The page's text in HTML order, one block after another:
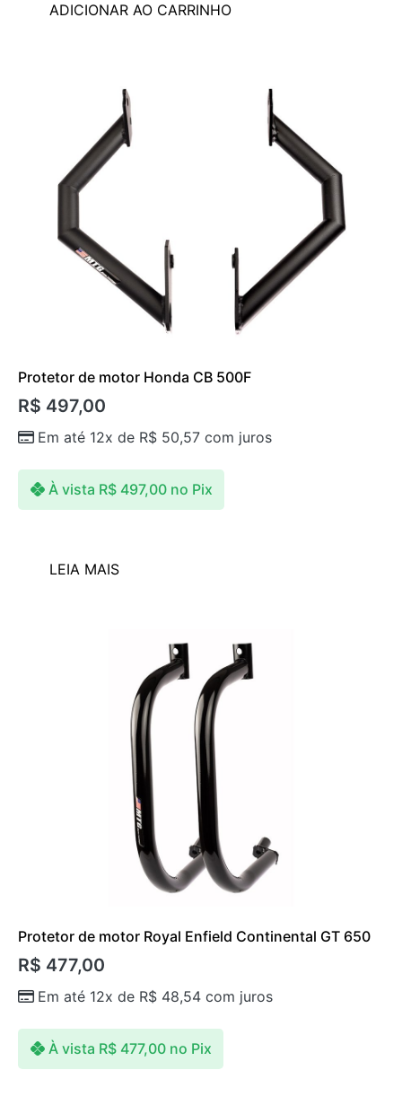
ADICIONAR AO CARRINHO
Protetor de motor Honda CB 500F
R$ 497,00
Em até 12x de R$ 50,57 com juros
À vista R$497,00 no Pix
LEIA MAIS
Protetor de motor Royal Enfield Continental GT 650
R$ 477,00
Em até 12x de R$ 48,54 com juros
À vista R$477,00 no Pix